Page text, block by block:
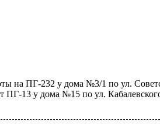
ПГ-232 у дома №3/1 по ул.
13 у дома №15 по ул.